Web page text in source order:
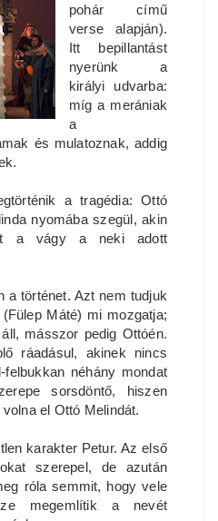
pohár című
verse alapján).
Itt bepillantást
nyerünk a
királyi udvarba:
míg a merániak
a
és mulatoznak, addig
a tragédia: Ottó
nyomába szegül, akin
a vágy a neki adott
a történet. Azt nem tudjuk
Máté) mi mozgatja;
másszor pedig Ottóén.
ráadásul, akinek nincs
néhány mondat
sorsdöntő, hiszen
el Ottó Melindát.
karakter Petur. Az első
szerepel, de azután
róla semmit, hogy vele
megemlítik a nevét